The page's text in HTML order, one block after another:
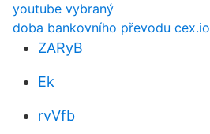
youtube vybraný
doba bankovního převodu cex.io
ZARyB
Ek
rvVfb